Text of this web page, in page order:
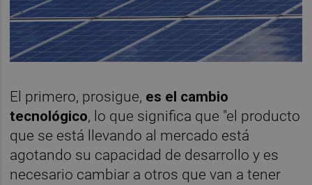
El primero, prosigue, es el cambio
tecnológico, lo que significa que "el producto
que se está llevando al mercado está
agotando su capacidad de desarrollo y es
necesario cambiar a otros que van a tener